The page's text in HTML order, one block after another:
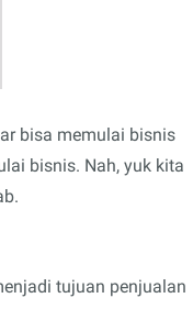
bisa memulai bisnis
bisnis. Nah, yuk kita
tujuan penjualan